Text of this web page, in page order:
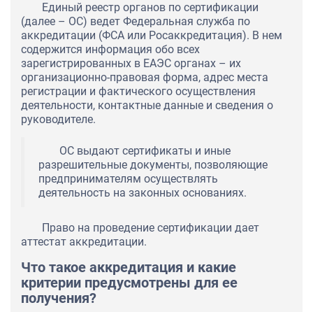
Единый реестр органов по сертификации
(далее – ОС) ведет Федеральная служба по
аккредитации (ФСА или Росаккредитация). В нем
содержится информация обо всех
зарегистрированных в ЕАЭС органах – их
организационно-правовая форма, адрес места
регистрации и фактического осуществления
деятельности, контактные данные и сведения о
руководителе.
ОС выдают сертификаты и иные
разрешительные документы, позволяющие
предпринимателям осуществлять
деятельность на законных основаниях.
Право на проведение сертификации дает
аттестат аккредитации.
Что такое аккредитация и какие
критерии предусмотрены для ее
получения?